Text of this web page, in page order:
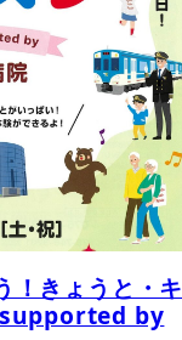
！きょうと・キ
supported by